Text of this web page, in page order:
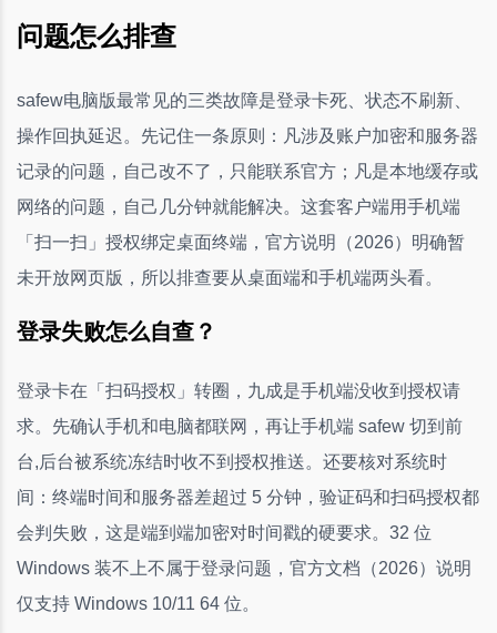
问题怎么排查
safew电脑版最常见的三类故障是登录卡死、状态不刷新、
操作回执延迟。先记住一条原则：凡涉及账户加密和服务器
记录的问题，自己改不了，只能联系官方；凡是本地缓存或
网络的问题，自己几分钟就能解决。这套客户端用手机端
「扫一扫」授权绑定桌面终端，官方说明（2026）明确暂
未开放网页版，所以排查要从桌面端和手机端两头看。
登录失败怎么自查？
登录卡在「扫码授权」转圈，九成是手机端没收到授权请
求。先确认手机和电脑都联网，再让手机端 safew 切到前
台,后台被系统冻结时收不到授权推送。还要核对系统时
间：终端时间和服务器差超过 5 分钟，验证码和扫码授权都
会判失败，这是端到端加密对时间戳的硬要求。32 位
Windows 装不上不属于登录问题，官方文档（2026）说明
仅支持 Windows 10/11 64 位。